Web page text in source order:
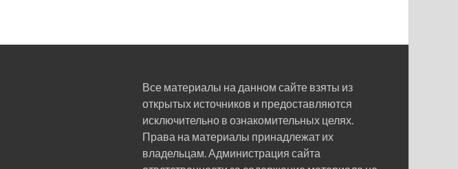
Все материалы на данном сайте взяты из
открытых источников и предоставляются
исключительно в ознакомительных целях.
Права на материалы принадлежат их
владельцам. Администрация сайта